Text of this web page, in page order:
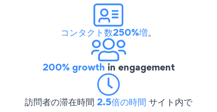
コンタクト数250%増。
200% growth in engagement
訪問者の滞在時間 2.5倍の時間 サイト内で